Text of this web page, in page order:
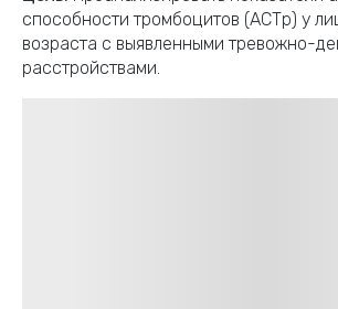
способности тромбоцитов (АCТp) у
возраста с выявленными тревожно-
расстройствами.